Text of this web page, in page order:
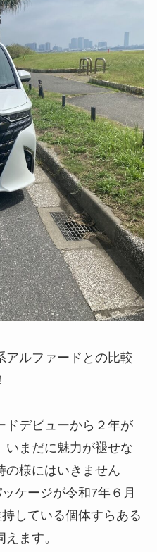
アルファードとの比較
ドデビューから２年が
いまだに魅力が褪せな
の様にはいきません
ケージが令和7年６月
している個体すらある
ます。